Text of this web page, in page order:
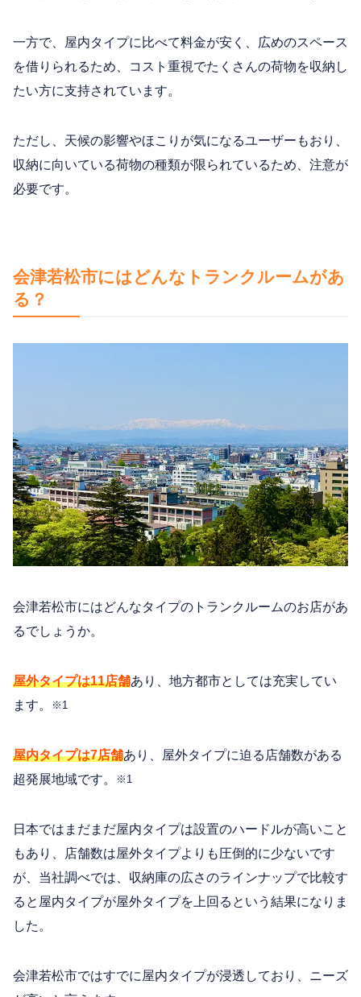
一方で、屋内タイプに比べて料金が安く、広めのスペース
を借りられるため、コスト重視でたくさんの荷物を収納し
たい方に支持されています。
ただし、天候の影響やほこりが気になるユーザーもおり、
収納に向いている荷物の種類が限られているため、注意が
必要です。
会津若松市にはどんなトランクルームがあ
る？
会津若松市にはどんなタイプのトランクルームのお店があ
るでしょうか。
屋外タイプは11店舗あり、地方都市としては充実してい
ます。
※1
屋内タイプは7店舗あり、屋外タイプに迫る店舗数がある
超発展地域です。
※1
日本ではまだまだ屋内タイプは設置のハードルが高いこと
もあり、店舗数は屋外タイプよりも圧倒的に少ないです
が、当社調べでは、収納庫の広さのラインナップで比較す
ると屋内タイプが屋外タイプを上回るという結果になりま
した。
会津若松市ではすでに屋内タイプが浸透しており、ニーズ